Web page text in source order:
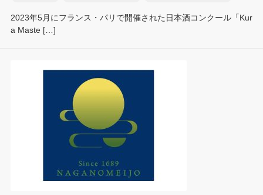
2023年5月にフランス・パリで開催された日本酒コンクール「Kur
a Maste […]